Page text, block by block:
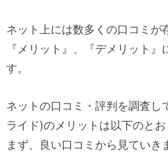
ネット上には数多くの口コミが
『メリット』、『デメリット』
す。
ネットの口コミ・評判を調査
ライド)のメリットは以下のとお
まず、良い口コミから見ていき